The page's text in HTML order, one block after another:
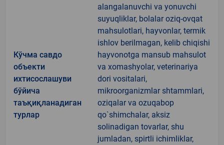
Кўчма савдо
объекти
ихтисослашуви
бўйича
таъқиқланадиган
турлар
alangalanuvchi va yonuvchi
suyuqliklar, bolalar oziq-ovqat
mahsulotlari, hayvonlar, termik
ishlov berilmagan, kelib chiqishi
hayvonotga mansub mahsulot
va xomashyolar, veterinariya
dori vositalari,
mikroorganizmlar shtammlari,
oziqalar va ozuqabop
qo`shimchalar, aksiz
solinadigan tovarlar, shu
jumladan, spirtli ichimliklar,